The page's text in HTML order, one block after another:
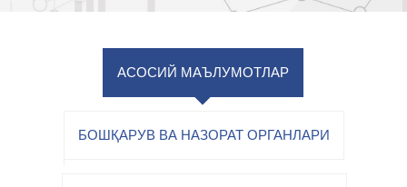
АСОСИЙ МАЪЛУМОТЛАР
БОШҚАРУВ ВА НАЗОРАТ ОРГАНЛАРИ